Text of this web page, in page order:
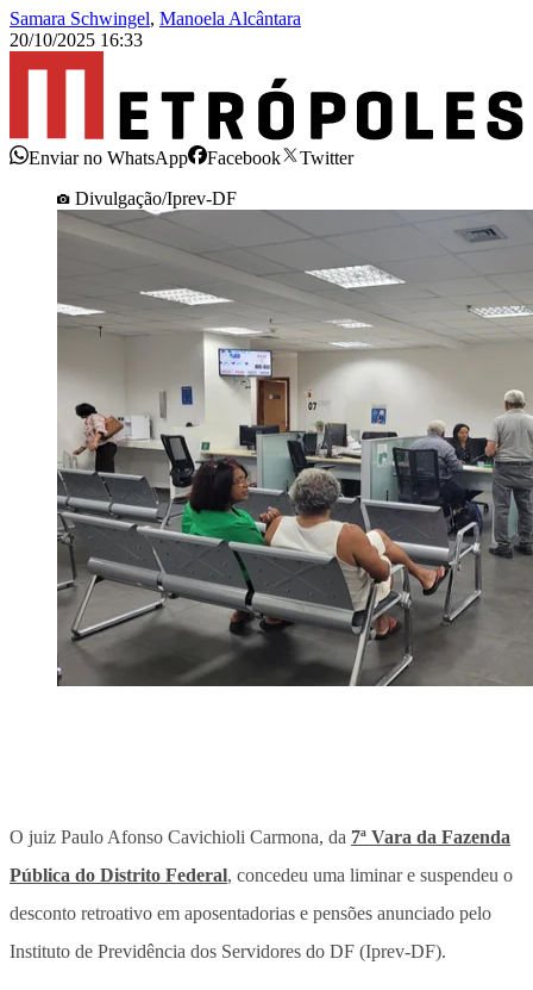
Samara Schwingel, Manoela Alcântara
20/10/2025 16:33
Enviar no WhatsApp Facebook
Twitter
Divulgação/Iprev-DF
O juiz Paulo Afonso Cavichioli Carmona, da 7ª Vara da Fazenda
Pública do Distrito Federal, concedeu uma liminar e suspendeu o
desconto retroativo em aposentadorias e pensões anunciado pelo
Instituto de Previdência dos Servidores do DF (Iprev-DF).